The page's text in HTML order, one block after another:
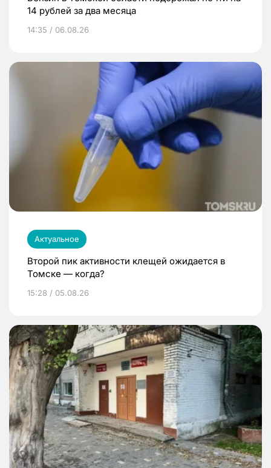
14 рублей за два месяца
14:35 / 06.08.26
Актуальное
Второй пик активности клещей ожидается в
Томске — когда?
15:28 / 05.08.26